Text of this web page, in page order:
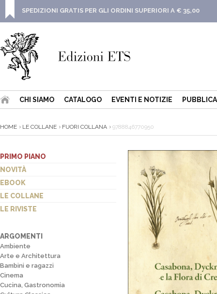
SPEDIZIONI GRATIS PER GLI ORDINI SUPERIORI A € 35,00
CHI SIAMO CATALOGO EVENTI E NOTIZIE
HOME LE COLLANE FUORI COLLANA 9788846770950
PRIMO PIANO
NOVITÀ
EBOOK
LE COLLANE
LE RIVISTE
ARGOMENTI
Ambiente
Arte e Architettura
Bambini e ragazzi
Cinema
Cucina, Gastronomia